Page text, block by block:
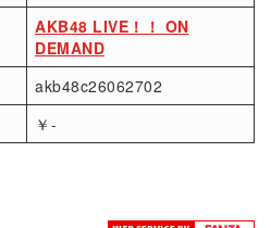
AKB48 LIVE！！ ON
DEMAND
akb48c26062702
￥-